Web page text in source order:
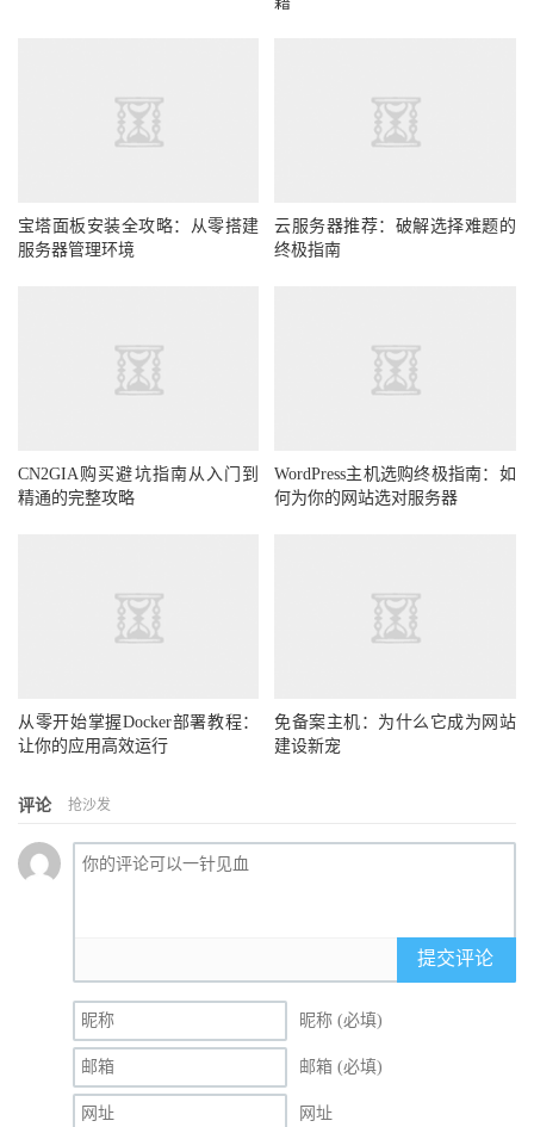
宝塔面板安装全攻略：从零搭建
服务器管理环境
云服务器推荐：破解选择难题的
终极指南
CN2GIA购买避坑指南从入门到
精通的完整攻略
WordPress主机选购终极指南：如
何为你的网站选对服务器
从零开始掌握Docker部署教程：
让你的应用高效运行
免备案主机：为什么它成为网站
建设新宠
评论 抢沙发
提交评论
昵称 (必填)
邮箱 (必填)
网址